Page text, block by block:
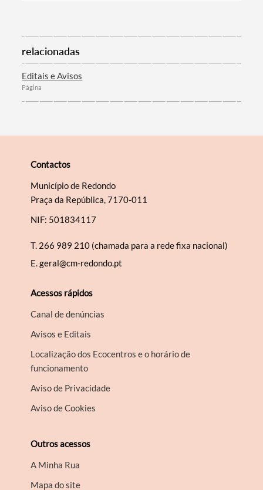
Categorias gerais
relacionadas
Editais e Avisos
Página
Contactos
Município de Redondo
Praça da República, 7170-011
NIF: 501834117
T. 266 989 210 (chamada para a rede fixa nacional)
E.geral@cm-redondo.pt
Acessos rápidos
Canal de denúncias
Avisos e Editais
Localização dos Ecocentros e o horário de
funcionamento
Aviso de Privacidade
Aviso de Cookies
Outros acessos
A Minha Rua
Mapa do site